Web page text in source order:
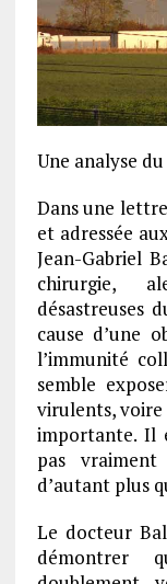
Une analyse
Dans une
et adressée
Jean-Gabriel
chirurgie,
désastreuses
cause d’une
l’immunité
semble
virulents,
importante. Il
pas
d’autant plus
Le docteur
démontrer